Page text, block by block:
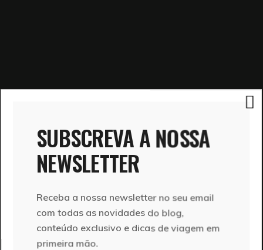
SUBSCREVA A NOSSA
NEWSLETTER
Receba a nossa newsletter no seu email
com todas as novidades do blog,
conteúdo exclusivo e dicas de viagem em
primeira mão.